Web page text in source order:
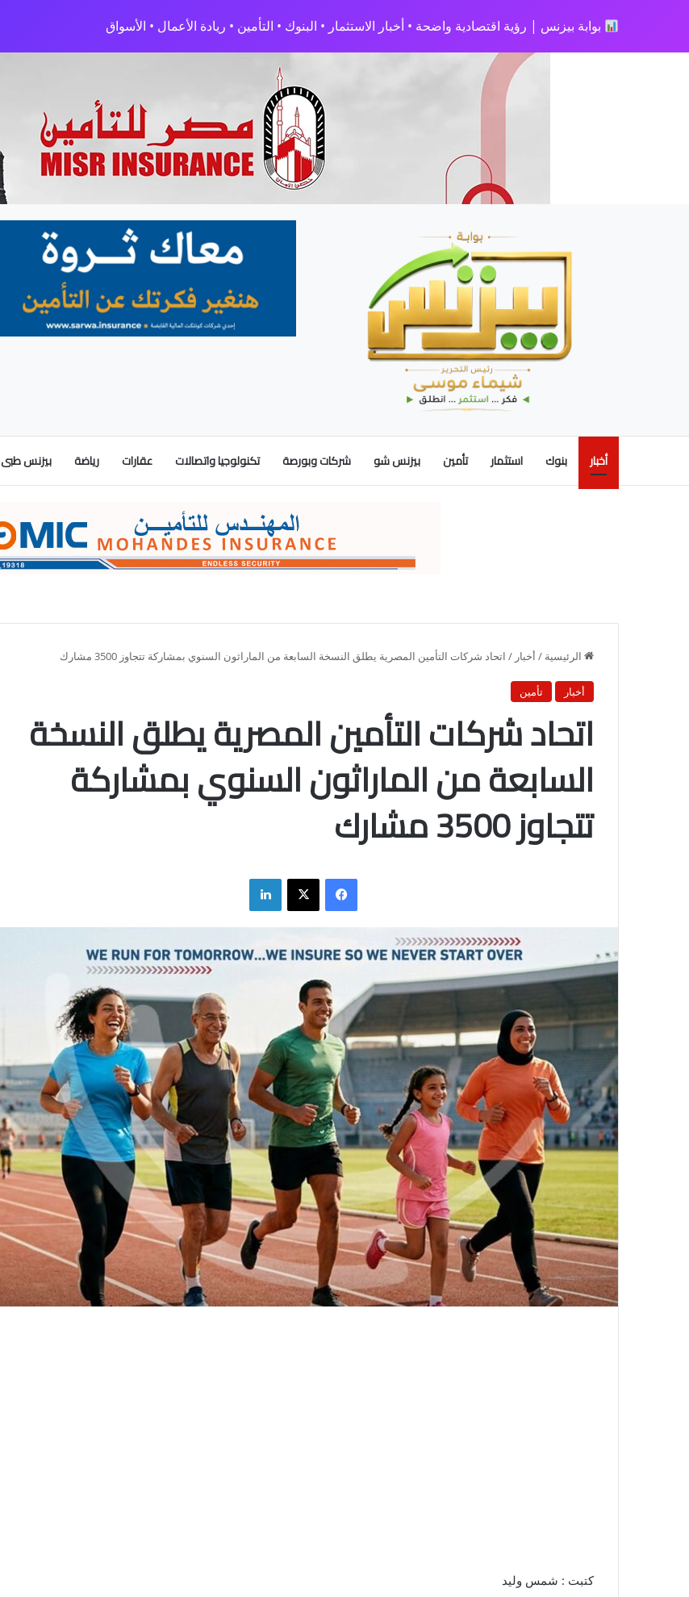
بوابة بيزنس | رؤية اقتصادية واضحة • أخبار الاستثمار • البنوك • التأمين • ريادة الأعمال • الأسواق
أخبار بنوك استثمار تأمين بيزنس شو شركات وبورصة تكنولوجيا واتصالات عقارات رياضة بيزنس طبى
الرئيسية / أخبار / اتحاد شركات التأمين المصرية يطلق النسخة السابعة من الماراثون السنوي بمشاركة تتجاوز 3500 مشارك
أخبار تأمين
اتحاد شركات التأمين المصرية يطلق النسخة
السابعة من الماراثون السنوي بمشاركة
تتجاوز 3500 مشارك
فيسبوك X
كتبت : شمس وليد